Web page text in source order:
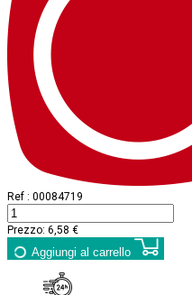
Ref : 00084719
Prezzo: 6,58 €
Aggiungi al carrello